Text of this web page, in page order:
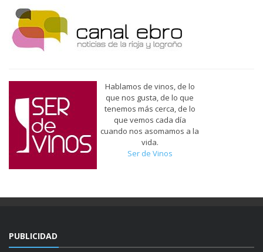
Hablamos de vinos, de lo
que nos gusta, de lo que
tenemos más cerca, de lo
que vemos cada día
cuando nos asomamos a la
vida.
Ser de Vinos
PUBLICIDAD